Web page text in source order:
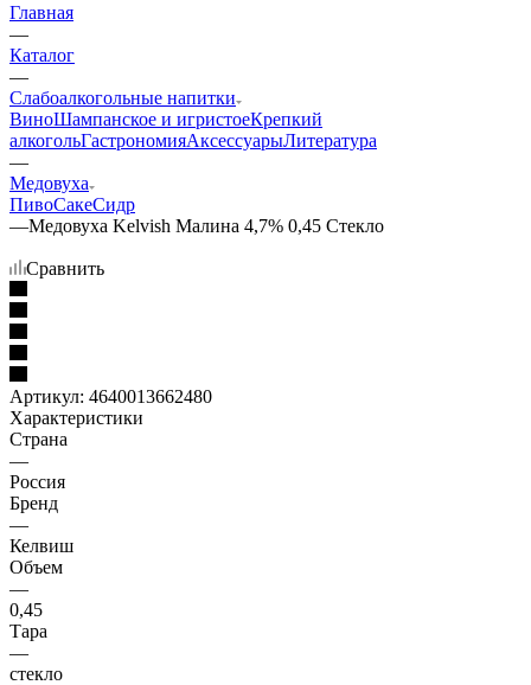
Главная
—
Каталог
—
Слабоалкогольные напитки
ВиноШампанское и игристоеКрепкий
алкогольГастрономияАксессуарыЛитература
—
Медовуха
ПивоСакеСидр
—Медовуха Kelvish Малина 4,7% 0,45 Стекло
Сравнить
Артикул: 4640013662480
Характеристики
Страна
—
Россия
Бренд
—
Келвиш
Объем
—
0,45
Тара
—
стекло